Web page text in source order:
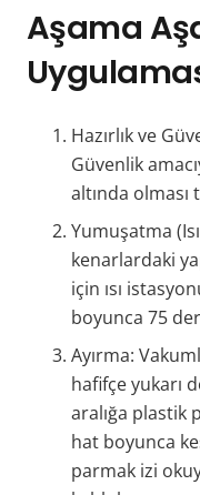
Aşama
Hazırlık ve
Güvenlik
altında
Yumuşatma
kenarlardaki
için ısı
boyunca 75
Ayırma:
hafifçe yukarı
aralığa plastik
hat boyunca
parmak izi